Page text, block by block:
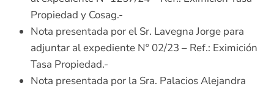
Propiedad y Cosag.-
Nota presentada por el Sr. Lavegna Jorge para
adjuntar al expediente Nº 02/23 – Ref.: Eximición
Tasa Propiedad.-
Nota presentada por la Sra. Palacios Alejandra